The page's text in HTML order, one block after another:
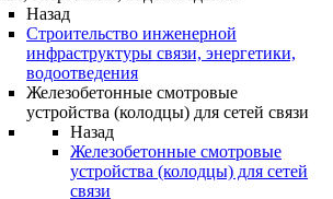
Назад
Строительство инженерной
инфраструктуры связи, энергетики,
водоотведения
Железобетонные смотровые
устройства (колодцы) для сетей связи
Назад
Железобетонные смотровые
устройства (колодцы) для сетей
связи